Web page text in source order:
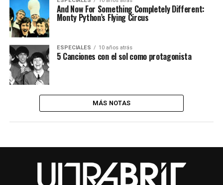
And Now For Something Completely Different:
Monty Python’s Flying Circus
ESPECIALES 10 años atrás
5 Canciones con el sol como protagonista
MÁS NOTAS